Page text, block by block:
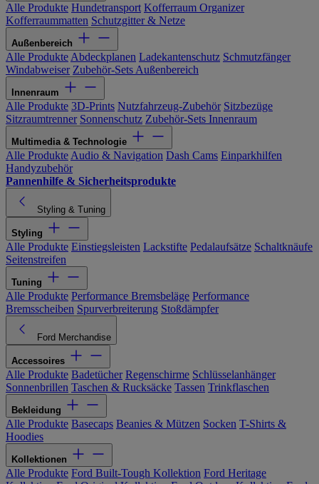
Alle Produkte Hundetransport Kofferraum Organizer
Kofferraummatten Schutzgitter & Netze
Außenbereich
Alle Produkte Abdeckplanen Ladekantenschutz Schmutzfänger
Windabweiser Zubehör-Sets Außenbereich
Innenraum
Alle Produkte 3D-Prints Nutzfahrzeug-Zubehör Sitzbezüge
Sitzraumtrenner Sonnenschutz Zubehör-Sets Innenraum
Multimedia & Technologie
Alle Produkte Audio & Navigation Dash Cams Einparkhilfen
Handyzubehör
Pannenhilfe & Sicherheitsprodukte
Styling & Tuning
Styling
Alle Produkte Einstiegsleisten Lackstifte Pedalaufsätze Schaltknäufe
Seitenstreifen
Tuning
Alle Produkte Performance Bremsbeläge Performance
Bremsscheiben Spurverbreiterung Stoßdämpfer
Ford Merchandise
Accessoires
Alle Produkte Badetücher Regenschirme Schlüsselanhänger
Sonnenbrillen Taschen & Rucksäcke Tassen Trinkflaschen
Bekleidung
Alle Produkte Basecaps Beanies & Mützen Socken T-Shirts &
Hoodies
Kollektionen
Alle Produkte Ford Built-Tough Kollektion Ford Heritage